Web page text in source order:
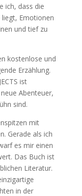
ich, dass die
liegt, Emotionen
und tief zu
kostenlose und
Erzählung.
ist
Abenteuer,
sind.
mit
Gerade als ich
es mir einen
Das Buch ist
Literatur.
in der